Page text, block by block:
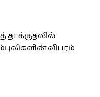
தாக்குதலில்
விபரம்